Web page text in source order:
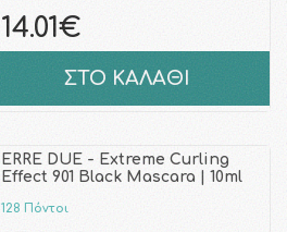
14.01€
ΣΤΟ ΚΑΛΑΘΙ
ERRE DUE - Extreme Curling
Effect 901 Black Mascara | 10ml
128 Πόντοι